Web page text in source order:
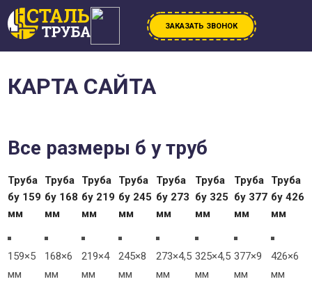
ЗАКАЗАТЬ ЗВОНОК
КАРТА САЙТА
Все размеры б утруб
Труба
бу 159
мм
159×5
мм
Труба
бу 168
мм
168×6
мм
Труба
бу 219
мм
219×4
мм
Труба
бу 245
мм
245×8
мм
Труба
бу 273
мм
273×4,5
мм
Труба
бу 325
мм
325×4,5
мм
Труба
бу 377
мм
377×9
мм
Труба
бу 426
мм
426×6
мм